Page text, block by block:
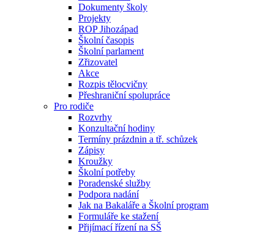
Dokumenty školy
Projekty
ROP Jihozápad
Školní časopis
Školní parlament
Zřizovatel
Akce
Rozpis tělocvičny
Přeshraniční spolupráce
Pro rodiče
Rozvrhy
Konzultační hodiny
Termíny prázdnin a tř. schůzek
Zápisy
Kroužky
Školní potřeby
Poradenské služby
Podpora nadání
Jak na Bakaláře a Školní program
Formuláře ke stažení
Přijímací řízení na SŠ